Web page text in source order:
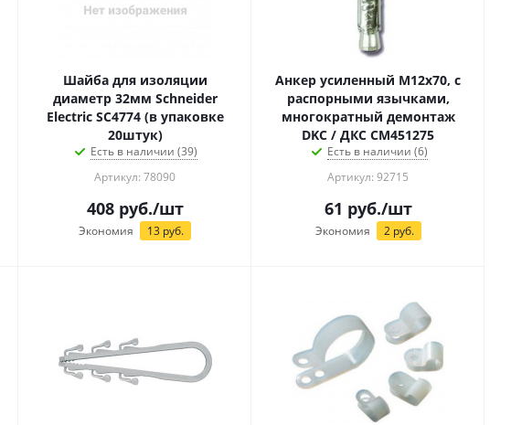
Шайба для изоляции
диаметр 32мм Schneider
Electric SC4774 (в упаковке
20штук)
Есть в наличии (39)
Артикул: 78090
408руб./шт
Экономия 13 руб.
Анкер усиленный М12x70, с
распорными язычками,
многократный демонтаж
DKC / ДКС CM451275
Есть в наличии (6)
Артикул: 92715
61 руб./шт
Экономия 2руб.